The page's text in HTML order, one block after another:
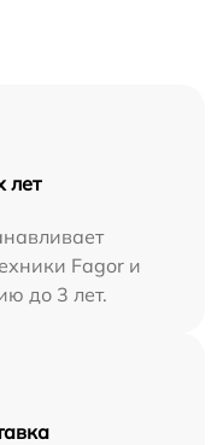
лет
Fagor и
до 3 лет.